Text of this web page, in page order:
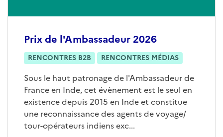
Prix de l'Ambassadeur 2026
RENCONTRES B2B RENCONTRES MÉDIAS
Sous le haut patronage de l'Ambassadeur de
France en Inde, cet évènement est le seul en
existence depuis 2015 en Inde et constitue
une reconnaissance des agents de voyage/
tour-opérateurs indiens exc...